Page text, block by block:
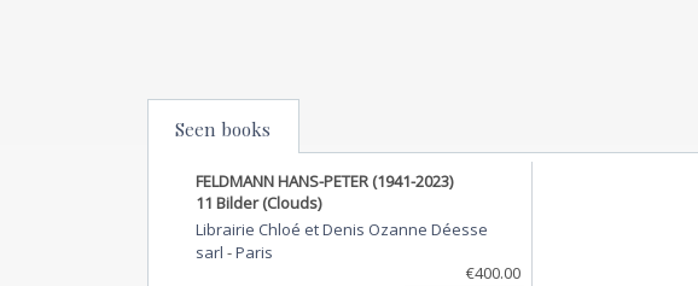
Seen books
FELDMANN HANS-PETER (1941-2023)
11 Bilder (Clouds)
Librairie Chloé et Denis Ozanne Déesse
sarl -Paris
€400.00